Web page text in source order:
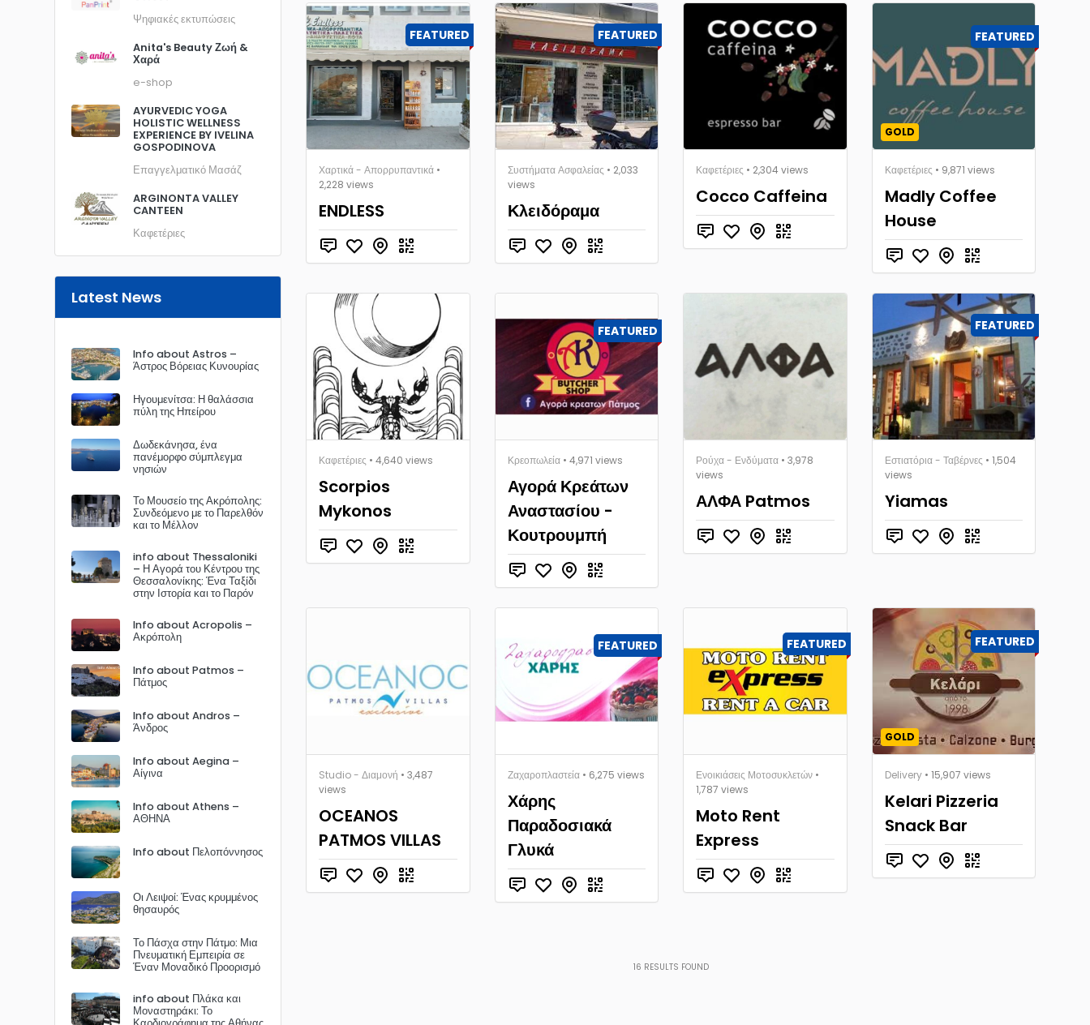
Ψηφιακές εκτυπώσεις
Anita's Beauty Ζωή &
Χαρά
e-shop
AYURVEDIC YOGA
HOLISTIC WELLNESS
EXPERIENCE BY IVELINA
GOSPODINOVA
Επαγγελματικό Μασάζ
ARGINONTA VALLEY
CANTEEN
Καφετέριες
Latest News
Info about Astros –
Άστρος Βόρειας Κυνουρίας
Ηγουμενίτσα: Η θαλάσσια
πύλη της Ηπείρου
Δωδεκάνησα, ένα
πανέμορφο σύμπλεγμα
νησιών
Το Μουσείο της Ακρόπολης:
Συνδεόμενο με το Παρελθόν
και το Μέλλον
info about Thessaloniki
– Η Αγορά του Κέντρου της
Θεσσαλονίκης: Ένα Ταξίδι
στην Ιστορία και το Παρόν
Info about Acropolis –
Ακρόπολη
Info about Patmos –
Πάτμος
Info about Andros –
Άνδρος
Info about Aegina –
Αίγινα
Info about Athens –
ΑΘΗΝΑ
Info about Πελοπόννησος
Οι Λειψοί: Ένας κρυμμένος
θησαυρός
Το Πάσχα στην Πάτμο: Μια
Πνευματική Εμπειρία σε
Έναν Μοναδικό Προορισμό
info about Πλάκα και
Μοναστηράκι: Το
FEATURED
Χαρτικά - Απορρυπαντικά •
2,228 views
ENDLESS
FEATURED
Συστήματα Ασφαλείας • 2,033
views
Κλειδόραμα
Καφετέριες • 2,304 views
Cocco Caffeina
FEATURED
GOLD
Καφετέριες • 9,871 views
Madly Coffee
House
Καφετέριες • 4,640 views
Scorpios
Mykonos
FEATURED
Κρεοπωλεία• 4,971 views
Αγορά Κρεάτων
Αναστασίου -
Κουτρουμπή
Ρούχα - Ενδύματα • 3,978
views
ΑΛΦΑ Patmos
FEATURED
Εστιατόρια - Ταβέρνες • 1,504
views
Yiamas
Studio - Διαμονή • 3,487
views
OCEANOS
PATMOS VILLAS
FEATURED
Ζαχαροπλαστεία• 6,275 views
Χάρης
Παραδοσιακά
Γλυκά
FEATURED
Ενοικιάσεις Μοτοσυκλετών •
1,787 views
Moto Rent
Express
FEATURED
GOLD
Delivery• 15,907 views
Kelari Pizzeria
Snack Bar
16 RESULTS FOUND